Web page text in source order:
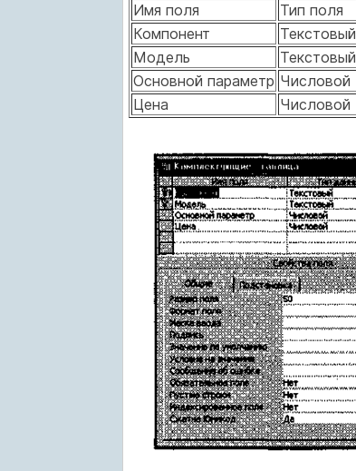
Имя поля
Тип поля
Компонент
Текстовый
Модель
Текстовый
Основной параметр Числовой
Цена
Числовой